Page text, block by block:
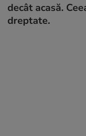
decât acasă.
dreptate.